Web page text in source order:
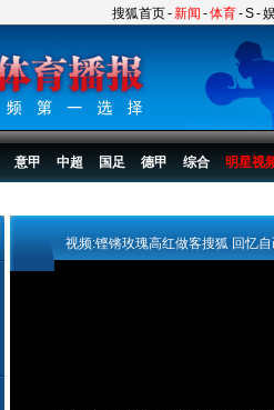
搜狐首页-新闻 -体育-S-
意甲 中超 国足 德甲 综合 明星视
视频:铿锵玫瑰高红做客搜狐 回忆